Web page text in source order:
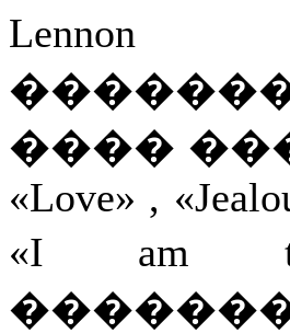
����
«Love» ,
«I am
��������